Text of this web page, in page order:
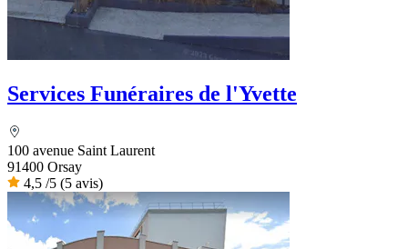
Services Funéraires de l'Yvette
100 avenue Saint Laurent
91400 Orsay
4,5 /5 (5 avis)